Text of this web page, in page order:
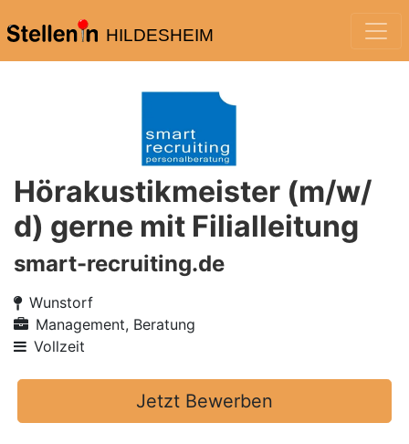
HILDESHEIM
Hörakustikmeister (m/w/
d) gerne mit Filialleitung
smart-recruiting.de
Wunstorf
Management, Beratung
Vollzeit
Jetzt Bewerben